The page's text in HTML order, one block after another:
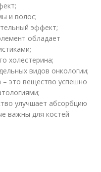
и волос;
эффект;
обладает
холестерина;
видов онкологии;
это вещество успешно
улучшает абсорбцию
важны для костей